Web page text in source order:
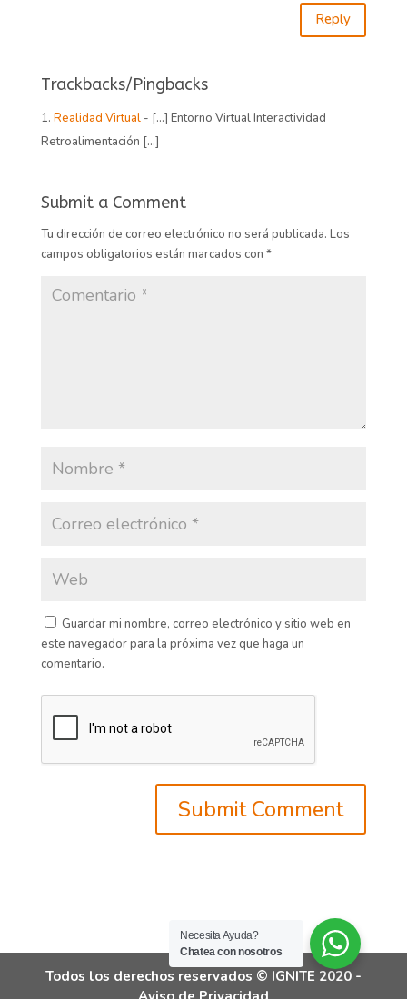
Reply
Trackbacks/Pingbacks
Realidad Virtual- […] Entorno Virtual Interactividad
Retroalimentación […]
Submit a Comment
Tu dirección de correo electrónico no será publicada. Los
campos obligatorios están marcados con *
Guardar mi nombre, correo electrónico y sitio web en
este navegador para la próxima vez que haga un
comentario.
Todos los derechos reservados © IGNITE 2020 -
Necesita Ayuda?
Chatea con nosotros